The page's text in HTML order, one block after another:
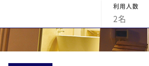
利用人数
2名